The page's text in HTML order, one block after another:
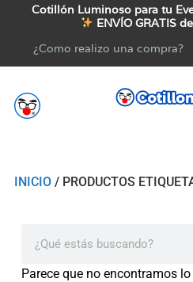
Cotillón Luminoso para tu
ENVÍO GRATIS
¿Como realizo una compra?
INICIO/ PRODUCTOS
Parece que no encontramos